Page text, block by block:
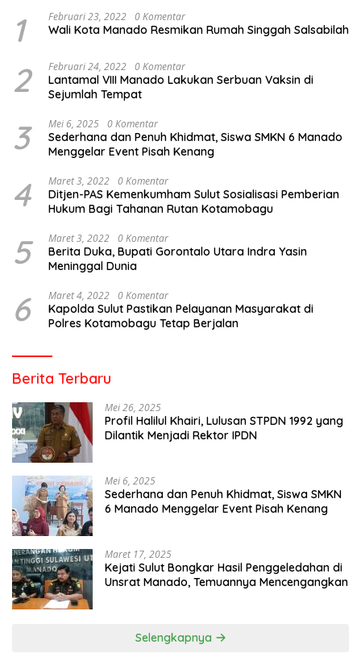
1 Februari 23, 2022 0 Komentar
Wali Kota Manado Resmikan Rumah Singgah Salsabilah
2 Februari 24, 2022 0 Komentar
Lantamal VIII Manado Lakukan Serbuan Vaksin di
Sejumlah Tempat
3 Mei 6, 2025 0 Komentar
Sederhana dan Penuh Khidmat, Siswa SMKN 6 Manado
Menggelar Event Pisah Kenang
4 Maret 3, 2022 0 Komentar
Ditjen-PAS Kemenkumham Sulut Sosialisasi Pemberian
Hukum Bagi Tahanan Rutan Kotamobagu
5 Maret 3, 2022 0 Komentar
Berita Duka, Bupati Gorontalo Utara Indra Yasin
Meninggal Dunia
6 Maret 4, 2022 0 Komentar
Kapolda Sulut Pastikan Pelayanan Masyarakat di
Polres Kotamobagu Tetap Berjalan
Berita Terbaru
Mei 26, 2025
Profil Halilul Khairi, Lulusan STPDN 1992 yang
Dilantik Menjadi Rektor IPDN
Mei 6, 2025
Sederhana dan Penuh Khidmat, Siswa SMKN
6 Manado Menggelar Event Pisah Kenang
Maret 17, 2025
Kejati Sulut Bongkar Hasil Penggeledahan di
Unsrat Manado, Temuannya Mencengangkan
Selengkapnya